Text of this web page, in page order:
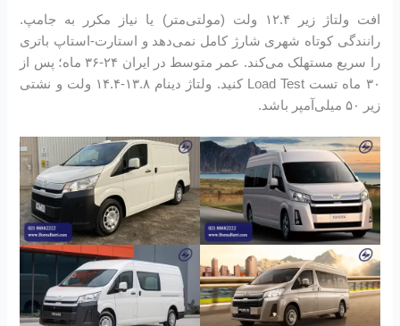
افت ولتاژ زیر ۱۲.۴ ولت (مولتی‌متر) یا نیاز مکرر به جامپ.
رانندگی کوتاه شهری شارژ کامل نمی‌دهد و استارت-استاپ باتری
را سریع مستهلک می‌کند. عمر متوسط در ایران ۲۴-۳۶ ماه؛ پس از
۳۰ ماه تست Load Test کنید. ولتاژ دینام ۱۳.۸-۱۴.۴ ولت و نشتی
زیر ۵۰ میلی‌آمپر باشد.